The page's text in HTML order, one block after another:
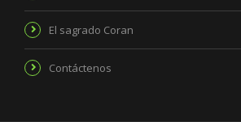
El sagrado Coran
Contáctenos